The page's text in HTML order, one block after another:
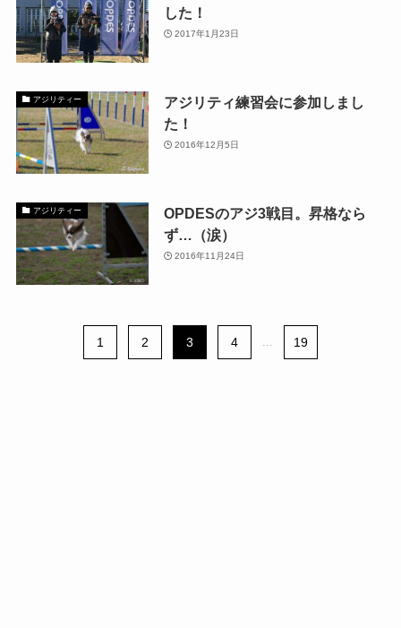
した！
2017年1月23日
アジリティー
アジリティ練習会に参加しまし
た！
2016年12月5日
アジリティー
OPDESのアジ3戦目。昇格なら
ず…（涙）
2016年11月24日
1 2 3 4 19